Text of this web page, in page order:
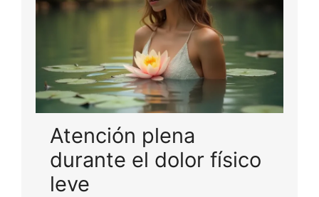
Atención plena
durante el dolor físico
leve